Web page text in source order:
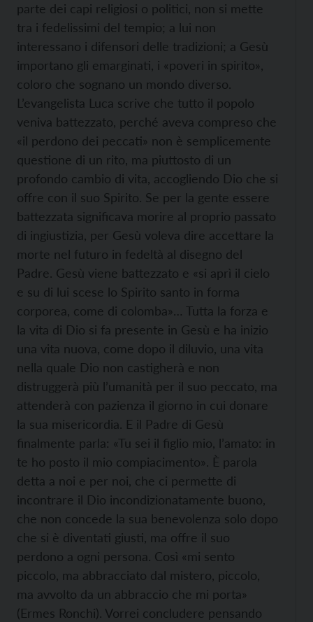
parte dei capi religiosi o politici, non si mette
tra i fedelissimi del tempio; a lui non
interessano i difensori delle tradizioni; a Gesù
importano gli emarginati, i «poveri in spirito»,
coloro che sognano un mondo diverso.
L’evangelista Luca scrive che tutto il popolo
veniva battezzato, perché aveva compreso che
«il perdono dei peccati» non è semplicemente
questione di un rito, ma piuttosto di un
profondo cambio di vita, accogliendo Dio che si
offre con il suo Spirito. Se per la gente essere
battezzata significava morire al proprio passato
di ingiustizia, per Gesù voleva dire accettare la
morte nel futuro in fedeltà al disegno del
Padre. Gesù viene battezzato e «si aprì il cielo
e su di lui scese lo Spirito santo in forma
corporea, come di colomba»… Tutta la forza e
la vita di Dio si fa presente in Gesù e ha inizio
una vita nuova, come dopo il diluvio, una vita
nella quale Dio non castigherà e non
distruggerà più l’umanità per il suo peccato, ma
attenderà con pazienza il giorno in cui donare
la sua misericordia. E il Padre di Gesù
finalmente parla: «Tu sei il figlio mio, l’amato: in
te ho posto il mio compiacimento». È parola
detta a noi e per noi, che ci permette di
incontrare il Dio incondizionatamente buono,
che non concede la sua benevolenza solo dopo
che si è diventati giusti, ma offre il suo
perdono a ogni persona. Così «mi sento
piccolo, ma abbracciato dal mistero, piccolo,
ma avvolto da un abbraccio che mi porta»
(Ermes Ronchi). Vorrei concludere pensando